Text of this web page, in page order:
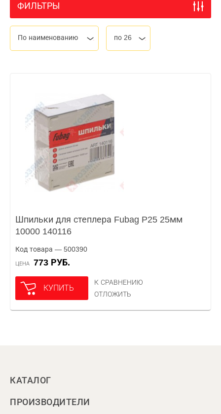
ФИЛЬТРЫ
По наименованию по 26
Шпильки для степлера Fubag P25 25мм
10000 140116
Код товара — 500390
ЦЕНА 773 РУБ.
КУПИТЬ
К СРАВНЕНИЮ
ОТЛОЖИТЬ
КАТАЛОГ
ПРОИЗВОДИТЕЛИ